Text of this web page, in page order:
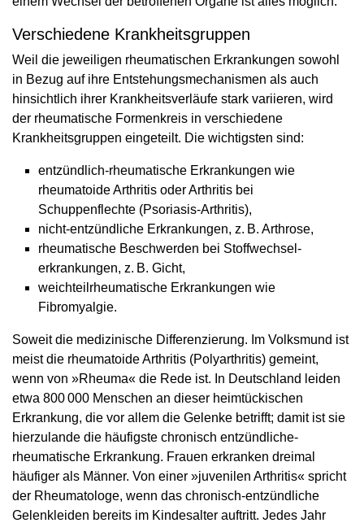
Verschiedene Krankheitsgruppen
Weil die jeweiligen rheumatischen Erkrankungen sowohl
in Bezug auf ihre Entstehungsmechanismen als auch
hinsichtlich ihrer Krankheitsverläufe stark variieren, wird
der rheumatische Formenkreis in verschiedene
Krankheitsgruppen eingeteilt. Die wichtigsten sind:
entzündlich-rheumatische Erkrankungen wie
rheumatoide Arthritis oder Arthritis bei
Schuppenflechte (Psoriasis-Arthritis),
nicht-entzündliche Erkrankungen, z. B. Arthrose,
rheumatische Beschwerden bei Stoffwechsel­
erkrankungen, z. B. Gicht,
weichteilrheumatische Erkrankungen wie
Fibromyalgie.
Soweit die medizinische Differenzierung. Im Volksmund ist
meist die rheumatoide Arthritis (Polyarthritis) gemeint,
wenn von »Rheuma« die Rede ist. In Deutschland leiden
etwa 800 000 Menschen an dieser heimtückischen
Erkrankung, die vor allem die Gelenke betrifft; damit ist sie
hierzulande die häufigste chronisch entzündliche-
rheumatische Erkrankung. Frauen erkranken dreimal
häufiger als Männer. Von einer »juvenilen Arthritis« spricht
der Rheumatologe, wenn das chronisch-entzündliche
Gelenkleiden bereits im Kindesalter auftritt. Jedes Jahr